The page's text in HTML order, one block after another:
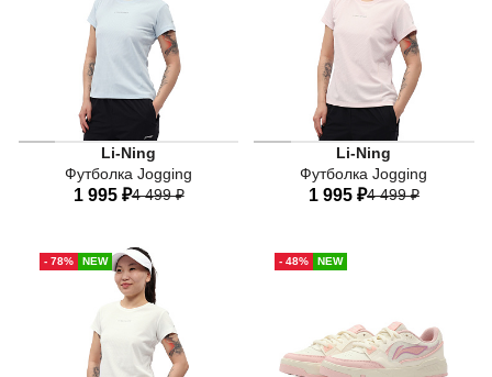
Li-Ning
Футболка Jogging
1 995 ₽4 499 ₽
40 42 44
50
Li-Ning
Футболка Jogging
1 995 ₽4 499 ₽
40 42
- 78% NEW - 48% NEW